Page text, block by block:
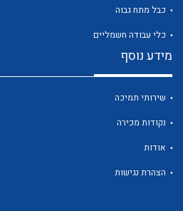
כבל מתח גבוה
כלי עבודה חשמליים
מידע נוסף
שירותי תמיכה
נקודות מכירה
אודות
הצהרת נגישות